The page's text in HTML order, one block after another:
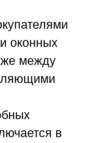
оконных
между
в